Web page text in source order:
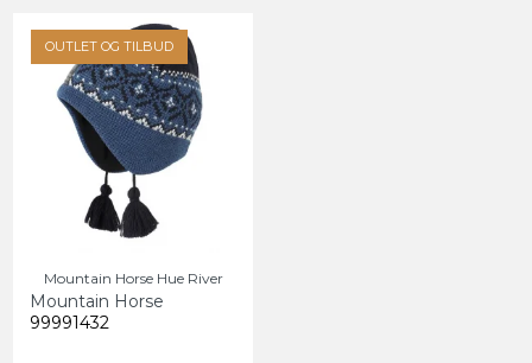
OUTLET OG TILBUD
Mountain Horse Hue River
Mountain Horse
99991432